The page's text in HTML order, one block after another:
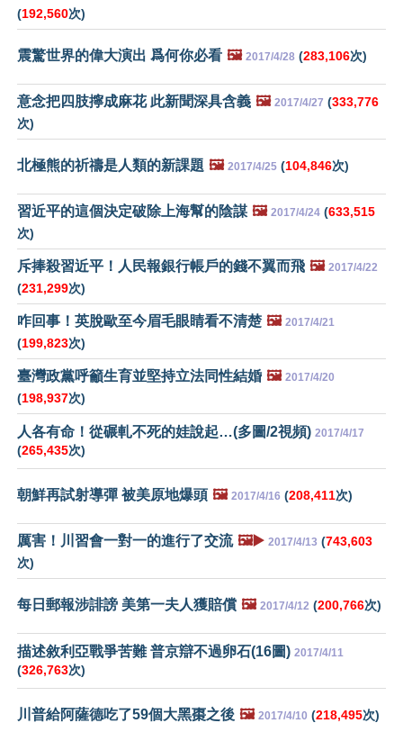
(192,560次)
震驚世界的偉大演出 爲何你必看 🖼️ 2017/4/28 (283,106次)
意念把四肢擰成麻花 此新聞深具含義 🖼️ 2017/4/27 (333,776
次)
北極熊的祈禱是人類的新課題 🖼️ 2017/4/25 (104,846次)
習近平的這個決定破除上海幫的陰謀 🖼️ 2017/4/24 (633,515
次)
斥捧殺習近平！人民報銀行帳戶的錢不翼而飛 🖼️ 2017/4/22
(231,299次)
咋回事！英脫歐至今眉毛眼睛看不清楚 🖼️ 2017/4/21
(199,823次)
臺灣政黨呼籲生育並堅持立法同性結婚 🖼️ 2017/4/20
(198,937次)
人各有命！從碾軋不死的娃說起…(多圖/2視頻) 2017/4/17
(265,435次)
朝鮮再試射導彈 被美原地爆頭 🖼️ 2017/4/16 (208,411次)
厲害！川習會一對一的進行了交流 🖼️▶️ 2017/4/13 (743,603
次)
每日郵報涉誹謗 美第一夫人獲賠償 🖼️ 2017/4/12 (200,766次)
描述敘利亞戰爭苦難 普京辯不過卵石(16圖) 2017/4/11
(326,763次)
川普給阿薩德吃了59個大黑棗之後 🖼️ 2017/4/10 (218,495次)